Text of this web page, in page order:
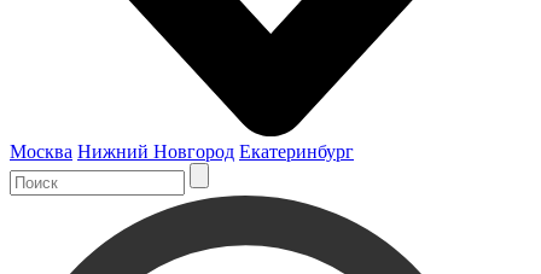
Москва Нижний Новгород Екатеринбург